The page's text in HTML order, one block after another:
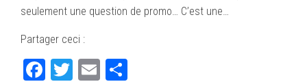
seulement une question de promo… C’est une…
Partager ceci :
Fa
T
E